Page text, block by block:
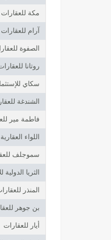
مكة للعقارات
آرام للعقارات
الصفوة
روتانا
سكاي
الشندغة
فاطمة مير
اللواء العقارية
سموجلف
الثريا
المنذر
بن جوهر
أيار للعقارات